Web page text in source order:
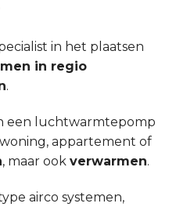
in het plaatsen
in regio
.
een luchtwarmtepomp
appartement of
, maar ook verwarmen.
airco systemen,